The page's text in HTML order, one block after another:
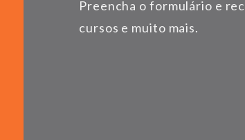
Preencha o formulário e
cursos e muito mais.